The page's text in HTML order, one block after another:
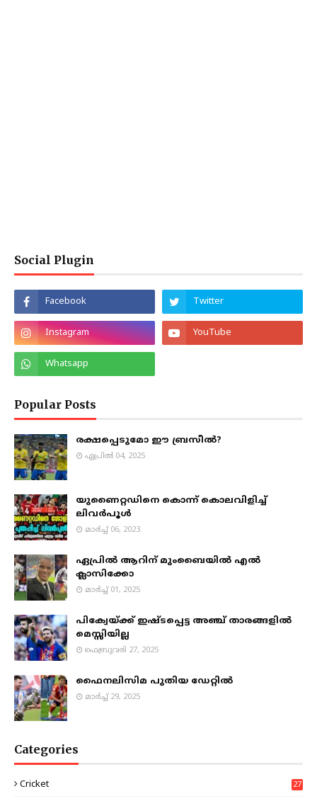
Social Plugin
Popular Posts
രക്ഷപ്പെടുമോ ഈ ബ്രസീൽ?
ഏപ്രിൽ 04, 2025
യുണൈറ്റഡിനെ കൊന്ന് കൊലവിളിച്ച്
ലിവർപൂൾ
മാർച്ച് 06, 2023
ഏപ്രിൽ ആറിന് മുംബൈയിൽ എൽ
ക്ലാസിക്കോ
മാർച്ച് 01, 2025
പിക്വേയ്ക്ക് ഇഷ്ടപ്പെട്ട അഞ്ച് താരങ്ങളിൽ
മെസ്സിയില്ല
ഫെബ്രുവരി 27, 2025
ഫൈനലിസിമ പുതിയ ഡേറ്റിൽ
മാർച്ച് 29, 2025
Categories
Cricket 27